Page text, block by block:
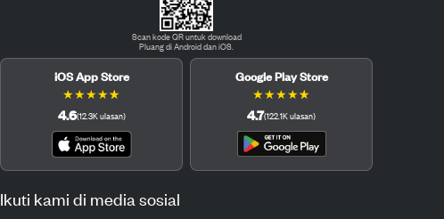
Scan kode QR untuk download
Pluang di Android dan iOS.
iOS App Store
★★★★★
4.6(12.3Kulasan)
Google Play Store
★★★★★
4.7(122.1Kulasan)
Ikuti kami di media sosial